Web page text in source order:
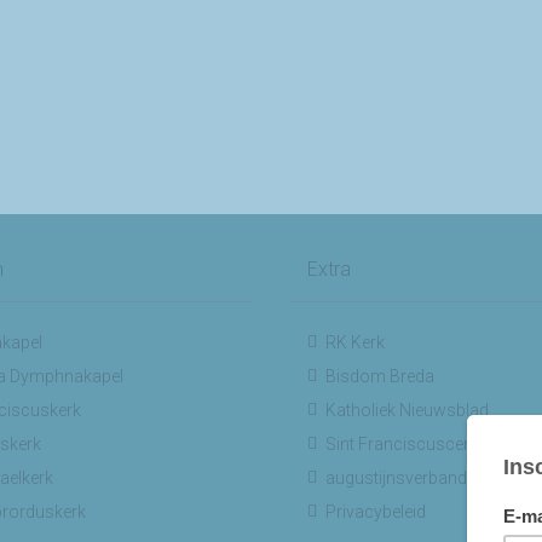
Dymphnakapel
Extra
RK Kerk
Bisdom Breda
Katholiek Nieuwsblad
Sint Franciscuscentrum
augustijnsverband.nl
Privacybeleid